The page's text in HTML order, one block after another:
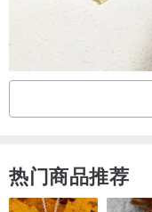
热门商品推荐